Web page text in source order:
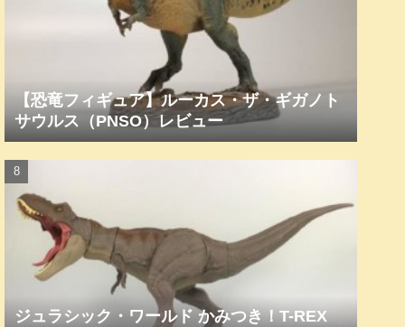
【恐竜フィギュア】ルーカス・ザ・ギガノト
サウルス（PNSO）レビュー
ジュラシック・ワールド かみつき！T-REX